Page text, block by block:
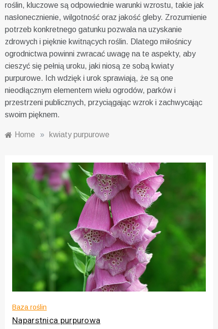
roślin, kluczowe są odpowiednie warunki wzrostu, takie jak
nasłonecznienie, wilgotność oraz jakość gleby. Zrozumienie
potrzeb konkretnego gatunku pozwala na uzyskanie
zdrowych i pięknie kwitnących roślin. Dlatego miłośnicy
ogrodnictwa powinni zwracać uwagę na te aspekty, aby
cieszyć się pełnią uroku, jaki niosą ze sobą kwiaty
purpurowe. Ich wdzięk i urok sprawiają, że są one
nieodłącznym elementem wielu ogrodów, parków i
przestrzeni publicznych, przyciągając wzrok i zachwycając
swoim pięknem.
Home » kwiaty purpurowe
Baza roślin
Naparstnica purpurowa